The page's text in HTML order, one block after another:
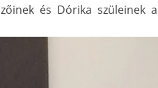
és Dórika szüleinek